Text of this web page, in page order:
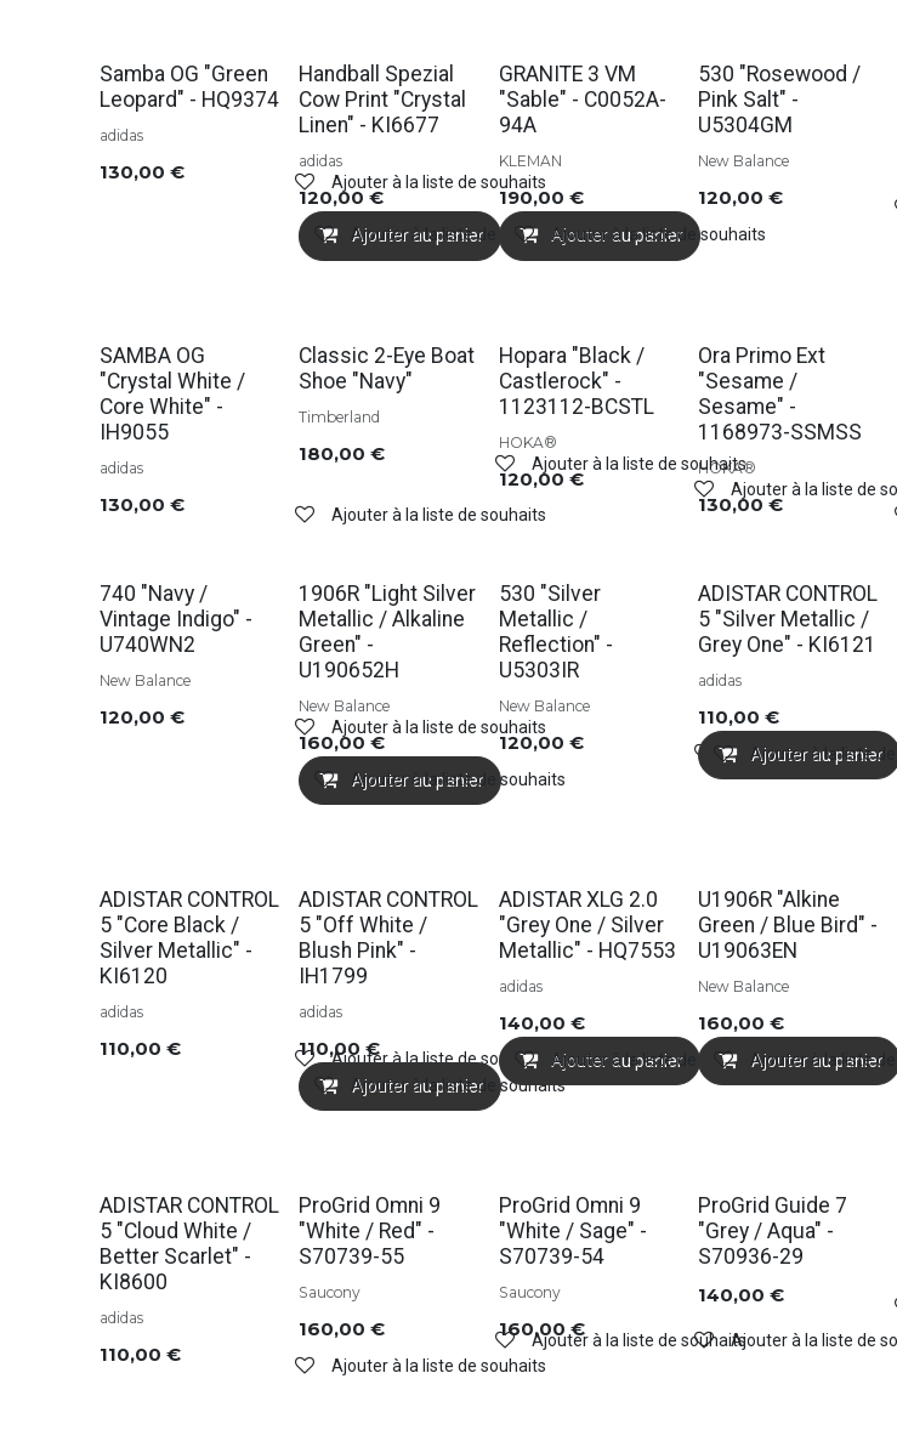
Samba OG "Green
Leopard" - HQ9374
adidas
130,00 € Ajouter à la liste de souhaits
Handball Spezial
Cow Print "Crystal
Linen" - KI6677
adidas
120,00 €
Ajouter au panier
Ajouter à la liste de souhaits
Soldes
GRANITE 3 VM
"Sable" - C0052A-
94A
KLEMAN
190,00 €
Ajouter au panier
Ajouter à la liste de souhaits
Soldes
530 "Rosewood /
Pink Salt" -
U5304GM
New Balance
120,00 €
SAMBA OG
"Crystal White /
Core White" -
IH9055
adidas
130,00 € Ajouter à la liste de souhaits
Classic 2-Eye Boat
Shoe "Navy"
Timberland
180,00 € Ajouter à la liste de souhaits
Soldes
Hopara "Black /
Castlerock" -
1123112-BCSTL
HOKA®
120,00 € Ajouter à la liste de
Soldes
Ora Primo Ext
"Sesame /
Sesame" -
1168973-SSMSS
HOKA®
130,00 €
Soldes
740 "Navy /
Vintage Indigo" -
U740WN2
New Balance
120,00 € Ajouter à la liste de souhaits
Soldes
1906R "Light Silver
Metallic / Alkaline
Green" -
U190652H
New Balance
160,00 €
Ajouter au panier
Ajouter à la liste de souhaits
Soldes
530 "Silver
Metallic /
Reflection" -
U5303IR
New Balance
120,00 € Ajouter à la liste de
Soldes
ADISTAR CONTROL
5 "Silver Metallic /
Grey One" - KI6121
adidas
110,00 €
Ajouter au panier
Ajouter à la liste
Soldes
ADISTAR CONTROL
5 "Core Black /
Silver Metallic" -
KI6120
adidas
110,00 € Ajouter à la liste de souhaits
Soldes
ADISTAR CONTROL
5 "Off White /
Blush Pink" -
IH1799
adidas
110,00 €
Ajouter au panier
Ajouter à la liste de souhaits
Soldes
ADISTAR XLG 2.0
"Grey One / Silver
Metallic" - HQ7553
adidas
140,00 €
Ajouter au panier
Ajouter à la liste de souhaits
Soldes
U1906R "Alkine
Green / Blue Bird" -
U19063EN
New Balance
160,00 €
Ajouter au panier
Ajouter à la liste
Soldes
ADISTAR CONTROL
5 "Cloud White /
Better Scarlet" -
KI8600
adidas
110,00 € Ajouter à la liste de souhaits
ProGrid Omni 9
"White / Red" -
S70739-55
Saucony
160,00 € Ajouter à la liste de souhaits
ProGrid Omni 9
"White / Sage" -
S70739-54
Saucony
160,00€ Ajouter à la liste de
ProGrid Guide 7
"Grey / Aqua" -
S70936-29
140,00 €